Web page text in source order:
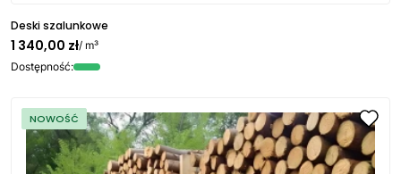
Deski szalunkowe
1 340,00 zł/ m³
Dostępność:
NOWOŚĆ